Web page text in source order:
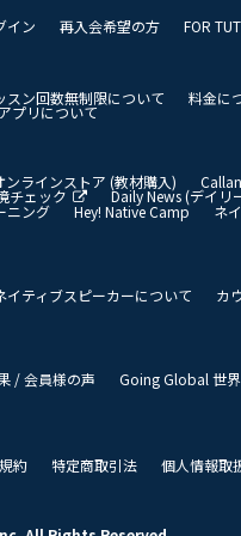
イン 再入会希望の方 FOR
スン回数無制限について 料金に
プリについて
ンラインストア (教材購入)
チェック
Daily News (デイリ
ニング Hey! Native Camp ネ
イティブスピーカーについて カ
/ 会員様の声 Going Global 世
約 特定商取引法 個人情報取